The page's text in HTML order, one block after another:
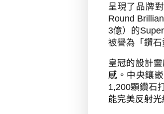
呈現了品牌
Round
3億）的
被譽為「鑽
皇冠的設計
感。中央鑲
1,200顆鑽石
能完美反射